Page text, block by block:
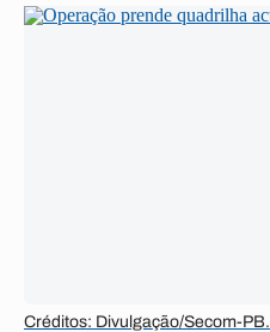
Créditos: Divulgação/Secom-PB.